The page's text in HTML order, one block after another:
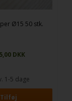
Ø15 50 stk.
DKK
1-5 dage